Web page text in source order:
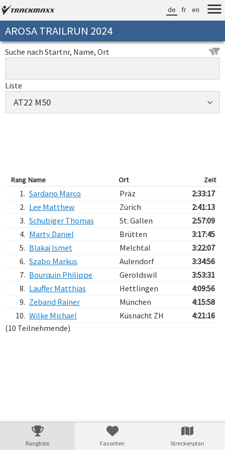
de fr en
AROSA TRAILRUN 2024
Suche nach Startnr, Name, Ort
Liste
Rang Name Ort Zeit
1. Sardano Marco Präz
2:33:17
2. Lee Matthew Zürich
2:41:13
3. Schubiger Thomas St. Gallen
2:57:09
4. Marty Daniel Brütten
3:17:45
5. Blakaj Ismet Melchtal
3:22:07
6. Szabo Markus Aulendorf
3:34:56
7. Bourquin Philippe Geroldswil
3:53:31
8. Lauffer Matthias Hettlingen
4:09:56
9. Zeband Rainer München
4:15:58
10. Wilke Michael Küsnacht ZH
4:21:16
(10 Teilnehmende)
Rangliste Favoriten Streckenplan